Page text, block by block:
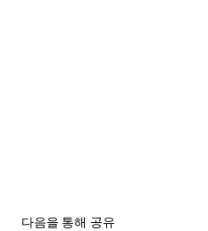
다음을 통해 공유